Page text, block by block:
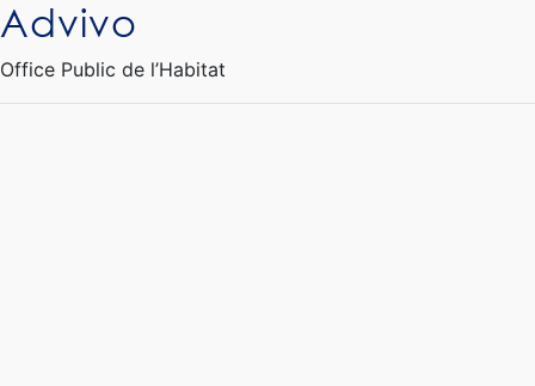
Ouvrir le Chatbot
Advivo
Office Public de l’Habitat